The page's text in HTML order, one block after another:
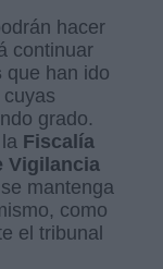
hacer
continuar
que han ido
grado.
Fiscalía
Vigilancia
mantenga
como
el tribunal